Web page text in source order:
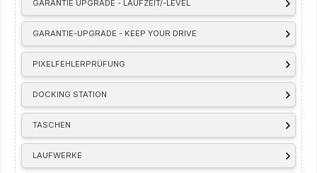
GARANTIE UPGRADE - LAUFZEIT/-LEVEL
GARANTIE-UPGRADE - KEEP YOUR DRIVE
PIXELFEHLERPRÜFUNG
DOCKING STATION
TASCHEN
LAUFWERKE